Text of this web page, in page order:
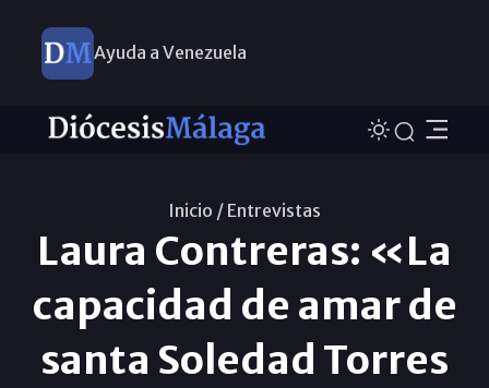
Ayuda a Venezuela
Inicio / Entrevistas
Laura Contreras: «La
capacidad de amar de
santa Soledad Torres